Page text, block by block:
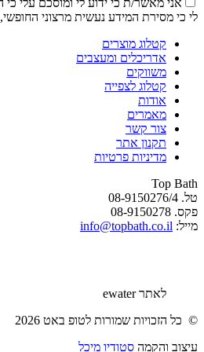
אני מאשר/ת כי ידוע לי ומוסכם עלי כי הפרטים
לי כי מסירת המידע נעשית מרצוני החופשי,
קטלוג מוצרים
אדריכלים ומעצבים
משווקים
קטלוג לצפייה
אודות
מאמרים
צור קשר
תקנון אתר
מדיניות פרטיות
Top Bath
טל. 08-9150276/4
פקס. 08-9150278
מייל: info@topbath.co.il
לאתר ewater
© כל הזכויות שמורות לטופ באט 2026
עיצוב והקמה סטודיו מיכל